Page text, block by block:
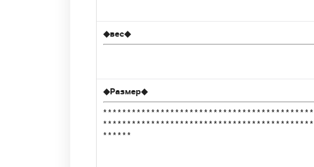
◆вес◆
◆Размер◆
* * * * * * * * * * * * * * * * * * * * * * * * * * * * * * * * * * * * * * * * * *
* * * * * * * * * * * * * * * * * * * * * * * * * * * * * * * * * * * * * * * * * *
* * * * * *